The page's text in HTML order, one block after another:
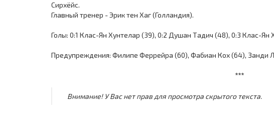
Сирхёйс.
Главный тренер - Эрик тен Хаг (Голландия).
Голы: 0:1 Клас-Ян Хунтелар (39), 0:2 Душан Тадич (48), 0:3 Клас-Ян
Предупреждения: Филипе Феррейра (60), Фабиан Кох (64), Занди
***
Внимание! У Вас нет прав для просмотра скрытого текста.